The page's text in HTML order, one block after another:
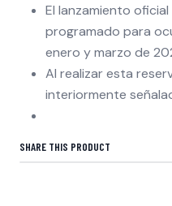
El lanzamiento
programado para
enero y marzo de
Al realizar esta
interiormente
SHARE THIS PRODUCT